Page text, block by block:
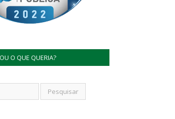
O QUE QUERIA?